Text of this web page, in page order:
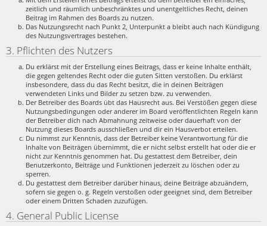
zeitlich und räumlich unbeschränktes und unentgeltliches Recht, deinen
Beitrag im Rahmen des Boards zu nutzen.
Das Nutzungsrecht nach Punkt 2, Unterpunkt a bleibt auch nach Kündigung
des Nutzungsvertrages bestehen.
3. Pflichten des Nutzers
Du erklärst mit der Erstellung eines Beitrags, dass er keine Inhalte enthält,
die gegen geltendes Recht oder die guten Sitten verstoßen. Du erklärst
insbesondere, dass du das Recht besitzt, die in deinen Beiträgen
verwendeten Links und Bilder zu setzen bzw. zu verwenden.
Der Betreiber des Boards übt das Hausrecht aus. Bei Verstößen gegen diese
Nutzungsbedingungen oder anderer im Board veröffentlichten Regeln kann
der Betreiber dich nach Abmahnung zeitweise oder dauerhaft von der
Nutzung dieses Boards ausschließen und dir ein Hausverbot erteilen.
Du nimmst zur Kenntnis, dass der Betreiber keine Verantwortung für die
Inhalte von Beiträgen übernimmt, die er nicht selbst erstellt hat oder die er
nicht zur Kenntnis genommen hat. Du gestattest dem Betreiber, dein
Benutzerkonto, Beiträge und Funktionen jederzeit zu löschen oder zu
sperren.
Du gestattest dem Betreiber darüber hinaus, deine Beiträge abzuändern,
sofern sie gegen o. g. Regeln verstoßen oder geeignet sind, dem Betreiber
oder einem Dritten Schaden zuzufügen.
4. General Public License